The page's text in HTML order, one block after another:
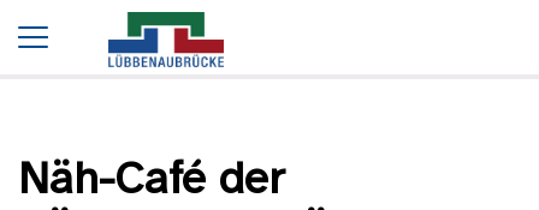
Startseite
Termine
Näh-Café der LÜBBENAUBRÜCKE
Näh-Café der